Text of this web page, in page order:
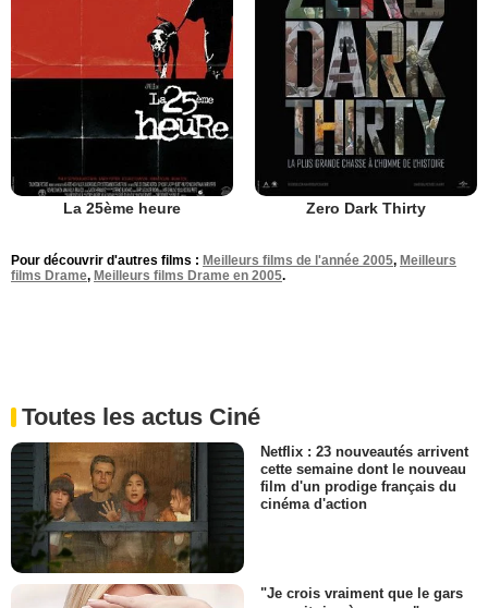
La 25ème heure Zero Dark Thirty
Pour découvrir d'autres films : Meilleurs films de l'année 2005, Meilleurs
films Drame, Meilleurs films Drame en 2005.
Toutes les actus Ciné
Netflix : 23 nouveautés arrivent
cette semaine dont le nouveau
film d'un prodige français du
cinéma d'action
"Je crois vraiment que le gars